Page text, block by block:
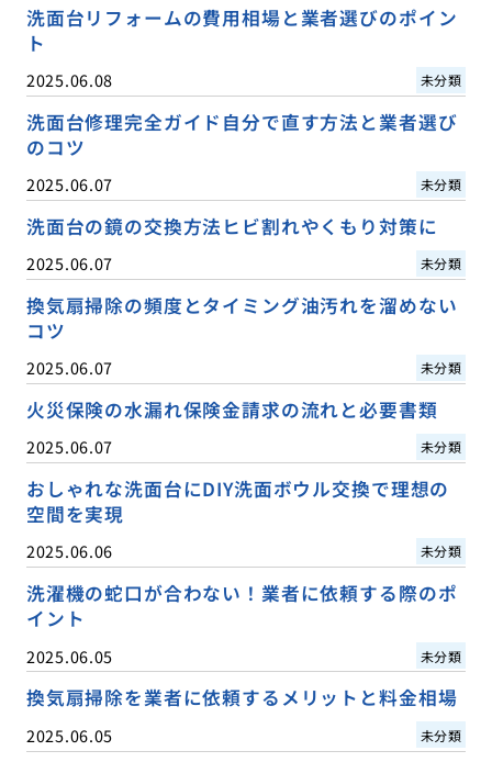
洗面台リフォームの費用相場と業者選びのポイン
ト
2025.06.08 未分類
洗面台修理完全ガイド自分で直す方法と業者選び
のコツ
2025.06.07 未分類
洗面台の鏡の交換方法ヒビ割れやくもり対策に
2025.06.07 未分類
換気扇掃除の頻度とタイミング油汚れを溜めない
コツ
2025.06.07 未分類
火災保険の水漏れ保険金請求の流れと必要書類
2025.06.07 未分類
おしゃれな洗面台にDIY洗面ボウル交換で理想の
空間を実現
2025.06.06 未分類
洗濯機の蛇口が合わない！業者に依頼する際のポ
イント
2025.06.05 未分類
換気扇掃除を業者に依頼するメリットと料金相場
2025.06.05 未分類